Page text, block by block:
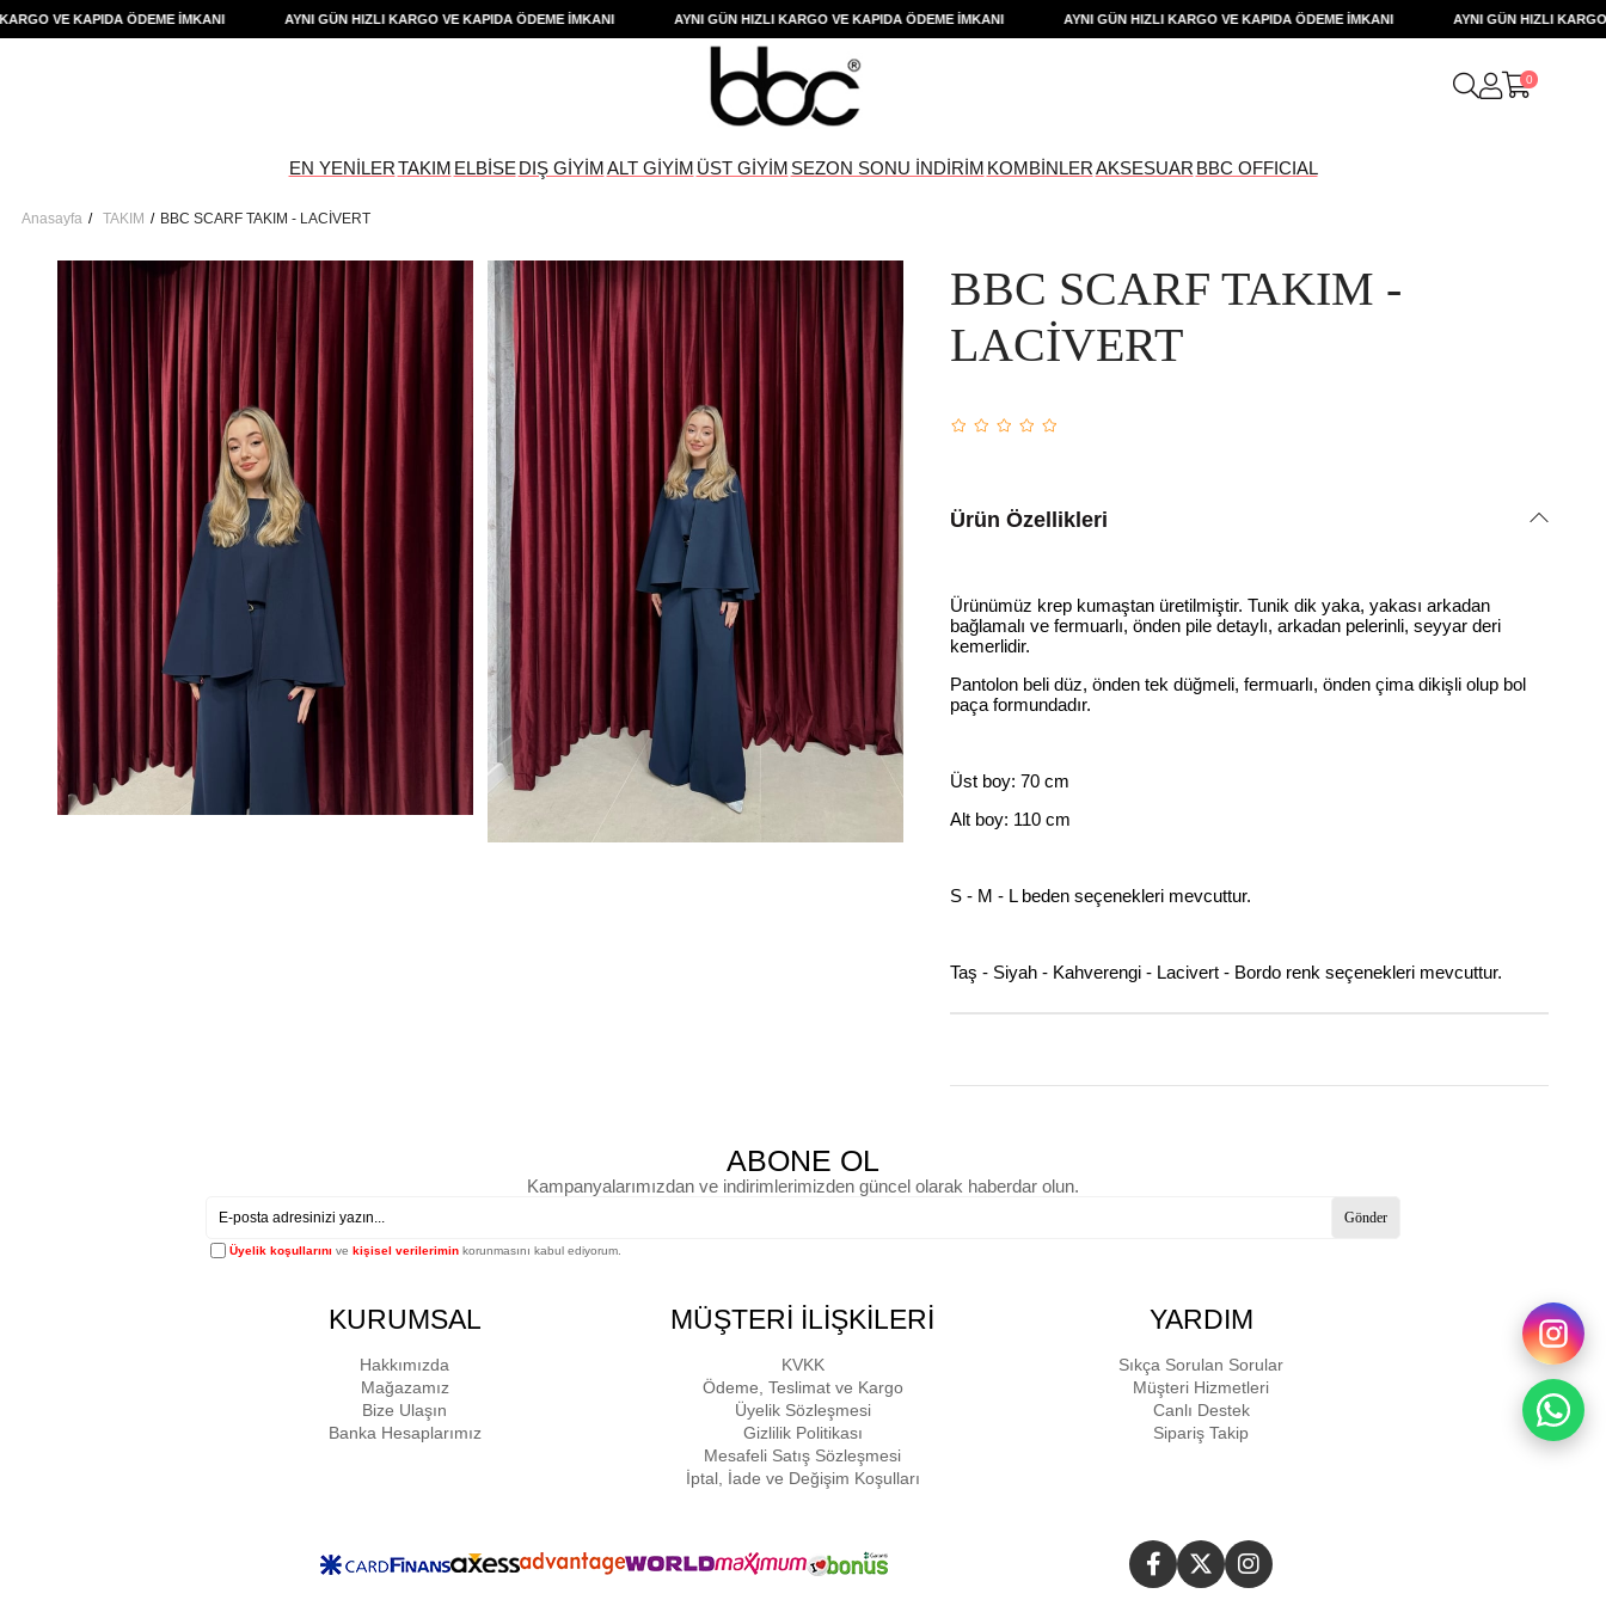
VE KAPIDA ÖDEME İMKANI AYNI GÜN HIZLI KARGO VE KAPIDA ÖDEME İMKANI AYNI GÜN HIZLI KARGO VE KAPIDA ÖDEME İMKANI AYNI GÜN HIZLI KARGO VE KAPIDA ÖDEME İMKANI AYNI GÜN HIZLI KARGO
0
EN YENİLERTAKIM ELBİSE DIŞ GİYİMALT GİYİM ÜST GİYİM SEZON SONU İNDİRİM KOMBİNLERAKSESUAR BBC OFFICIAL
Anasayfa TAKIM BBC SCARF TAKIM - LACİVERT
BBC SCARF TAKIM -
LACİVERT
Ürün Özellikleri
Ürünümüz krep kumaştan üretilmiştir. Tunik dik yaka, yakası arkadan
bağlamalı ve fermuarlı, önden pile detaylı, arkadan pelerinli, seyyar deri
kemerlidir.
Pantolon beli düz, önden tek düğmeli, fermuarlı, önden çima dikişli olup bol
paça formundadır.
Üst boy: 70 cm
Alt boy: 110 cm
S - M - L beden seçenekleri mevcuttur.
Taş - Siyah - Kahverengi - Lacivert - Bordo renk seçenekleri mevcuttur.
ABONE OL
Kampanyalarımızdan ve indirimlerimizden güncel olarak haberdar olun.
Gönder
Üyelik koşullarını ve kişisel verilerimin korunmasını kabul ediyorum.
KURUMSAL
Hakkımızda
Mağazamız
Bize Ulaşın
Banka Hesaplarımız
MÜŞTERİ İLİŞKİLERİ
KVKK
Ödeme, Teslimat ve Kargo
Üyelik Sözleşmesi
Gizlilik Politikası
Mesafeli Satış Sözleşmesi
İptal, İade ve Değişim Koşulları
YARDIM
Sıkça Sorulan Sorular
Müşteri Hizmetleri
Canlı Destek
Sipariş Takip